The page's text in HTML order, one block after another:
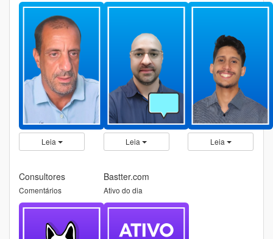
Leia Leia Leia
Consultores
Comentários
Bastter.com
Ativo do dia